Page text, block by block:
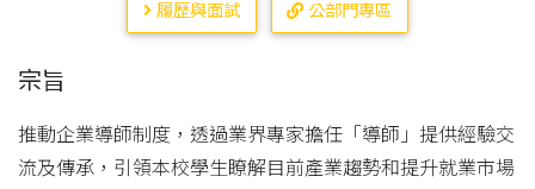
履歷與面試 公部門專區
宗旨
推動企業導師制度，透過業界專家擔任「導師」提供經驗交
流及傳承，引領本校學生瞭解目前產業趨勢和提升就業市場